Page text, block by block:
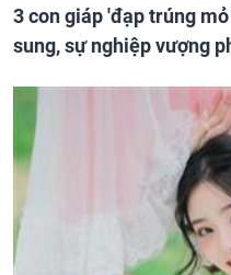
3 con giáp 'đạp trúng
sung, sự nghiệp vượng